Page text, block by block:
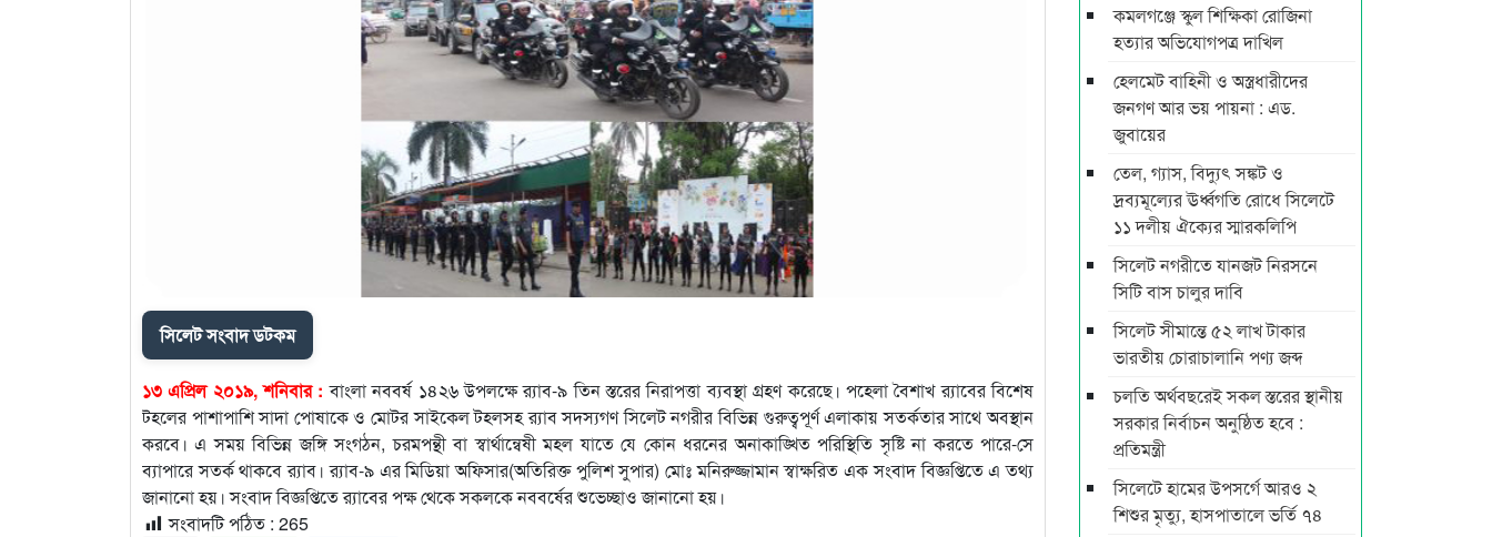
সিলেট সংবাদ ডটকম
১৩ এপ্রিল ২০১৯, শনিবার : বাংলা নববর্ষ ১৪২৬ উপলক্ষে র‌্যাব-৯ তিন স্তরের নিরাপত্তা ব্যবস্থা গ্রহণ করেছে। পহেলা বৈশাখ র‌্যাবের বিশেষ
টহলের পাশাপাশি সাদা পোষাকে ও মোটর সাইকেল টহলসহ র‌্যাব সদস্যগণ সিলেট নগরীর বিভিন্ন গুরুত্বপূর্ণ এলাকায় সতর্কতার সাথে অবস্থান
করবে। এ সময় বিভিন্ন জঙ্গি সংগঠন, চরমপন্থী বা স্বার্থান্বেষী মহল যাতে যে কোন ধরনের অনাকাঙ্খিত পরিস্থিতি সৃষ্টি না করতে পারে-সে
ব্যাপারে সতর্ক থাকবে র‌্যাব। র‌্যাব-৯ এর মিডিয়া অফিসার(অতিরিক্ত পুলিশ সুপার) মোঃ মনিরুজ্জামান স্বাক্ষরিত এক সংবাদ বিজ্ঞপ্তিতে এ তথ্য
জানানো হয়। সংবাদ বিজ্ঞপ্তিতে র‌্যাবের পক্ষ থেকে সকলকে নববর্ষের শুভেচ্ছাও জানানো হয়।
সংবাদটি পঠিত : 265
কমলগঞ্জে স্কুল শিক্ষিকা রোজিনা
হত্যার অভিযোগপত্র দাখিল
হেলমেট বাহিনী ও অস্ত্রধারীদের
জনগণ আর ভয় পায়না : এড.
জুবায়ের
তেল, গ্যাস, বিদ্যুৎ সঙ্কট ও
দ্রব্যমূল্যের ঊর্ধ্বগতি রোধে সিলেটে
১১ দলীয় ঐক্যের স্মারকলিপি
সিলেট নগরীতে যানজট নিরসনে
সিটি বাস চালুর দাবি
সিলেট সীমান্তে ৫২ লাখ টাকার
ভারতীয় চোরাচালানি পণ্য জব্দ
চলতি অর্থবছরেই সকল স্তরের স্থানীয়
সরকার নির্বাচন অনুষ্ঠিত হবে :
প্রতিমন্ত্রী
সিলেটে হামের উপসর্গে আরও ২
শিশুর মৃত্যু, হাসপাতালে ভর্তি ৭৪